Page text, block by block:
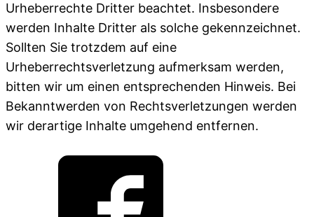
Urheberrechte Dritter beachtet. Insbesondere
werden Inhalte Dritter als solche gekennzeichnet.
Sollten Sie trotzdem auf eine
Urheberrechtsverletzung aufmerksam werden,
bitten wir um einen entsprechenden Hinweis. Bei
Bekanntwerden von Rechtsverletzungen werden
wir derartige Inhalte umgehend entfernen.